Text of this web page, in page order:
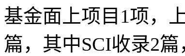
基金面上项目1项，
篇，其中SCI收录2篇